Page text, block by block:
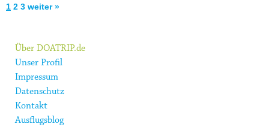
1 2 3 weiter »
Über DOATRIP.de
Unser Profil
Impressum
Datenschutz
Kontakt
Ausflugsblog